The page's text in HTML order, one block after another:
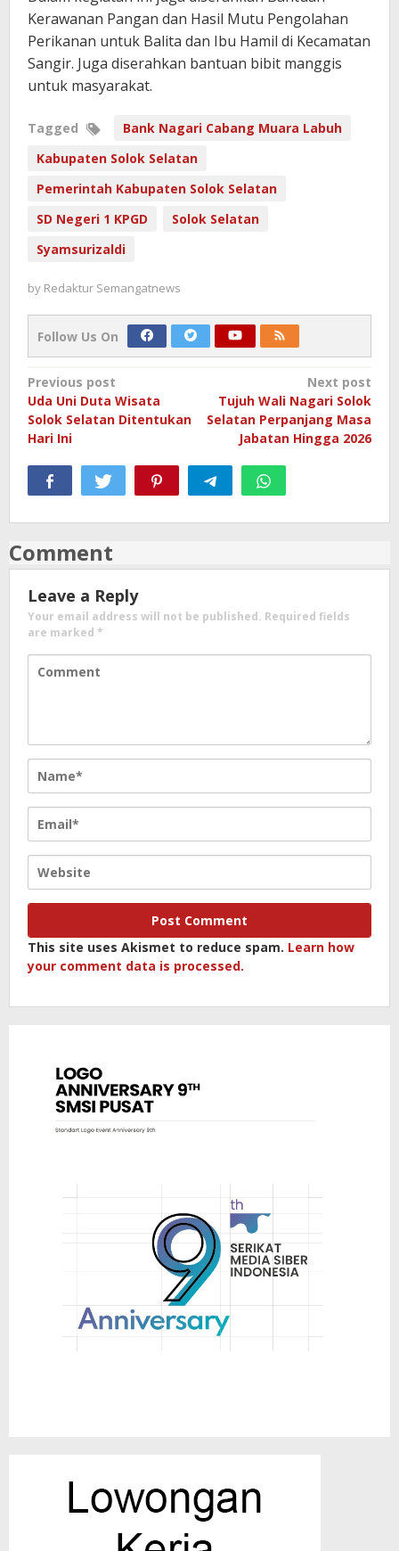
Kerawanan Pangan dan Hasil Mutu Pengolahan
Perikanan untuk Balita dan Ibu Hamil di Kecamatan
Sangir. Juga diserahkan bantuan bibit manggis
untuk masyarakat.
Tagged
Bank Nagari Cabang Muara Labuh
Kabupaten Solok Selatan
Pemerintah Kabupaten Solok Selatan
SD Negeri 1 KPGD
Solok Selatan
Syamsurizaldi
by Redaktur Semangatnews
Follow Us On
Post
navigation
Previous post
Uda Uni Duta Wisata
Solok Selatan Ditentukan
Hari Ini
Next post
Tujuh Wali Nagari Solok
Selatan Perpanjang Masa
Jabatan Hingga 2026
Comment
Leave a Reply
Your email address will not be published. Required fields
are marked *
This site uses Akismet to reduce spam. Learn how
your comment data is processed.